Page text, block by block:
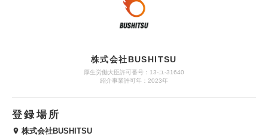
株式会社BUSHITSU
厚生労働大臣許可番号：13-ユ-31640
紹介事業許可年：2023年
登録場所
株式会社BUSHITSU